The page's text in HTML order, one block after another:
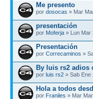
Me presento
por dosocas » Mar
presentación
por Moferja » Lun Mar
Presentación
por Correcaminos »
By luis rs2 adios
por luis rs2 » Sab Ene
Hola a todos
por Franiles » Mar